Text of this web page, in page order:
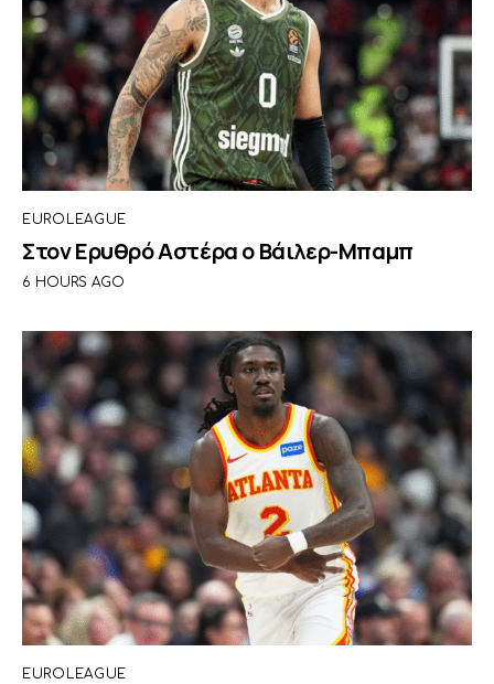
EUROLEAGUE
Στον Ερυθρό Αστέρα ο Βάιλερ-Μπαμπ
6 HOURS AGO
EUROLEAGUE